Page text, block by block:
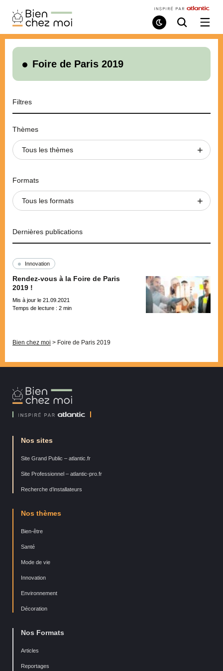
Bien
Chez
Moi
Mode
de
Recherche
/
le
Foire de Paris 2019
Filtres
Thèmes
Tous les thèmes
Formats
Tous les formats
Dernières publications
Innovation
Rendez-vous à la Foire de Paris
2019 !
Mis à jour le 21.09.2021
Temps de lecture : 2 min
Bien chez moi > Foire de Paris 2019
Bien
Chez
Nos sites
Site Grand Public – atlantic.fr
Site Professionnel – atlantic-pro.fr
Recherche d’installateurs
Nos thèmes
Bien-être
Santé
Mode de vie
Innovation
Environnement
Décoration
Nos Formats
Articles
Reportages